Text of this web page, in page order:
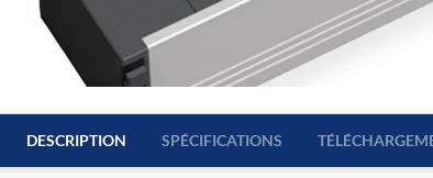
DESCRIPTION SPÉCIFICATIONS